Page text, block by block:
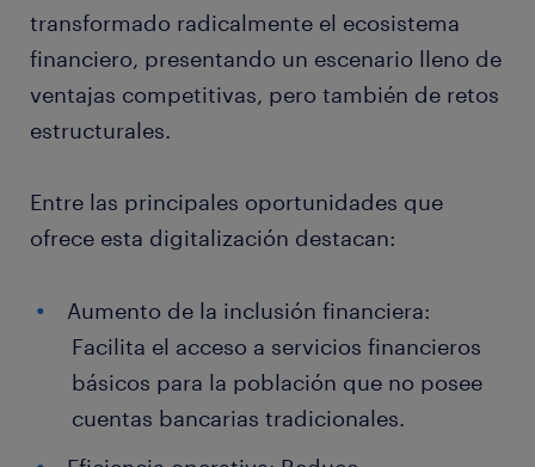
transformado radicalmente el ecosistema
financiero, presentando un escenario lleno de
ventajas competitivas, pero también de retos
estructurales.
Entre las principales oportunidades que
ofrece esta digitalización destacan:
Aumento de la inclusión financiera:
Facilita el acceso a servicios financieros
básicos para la población que no posee
cuentas bancarias tradicionales.